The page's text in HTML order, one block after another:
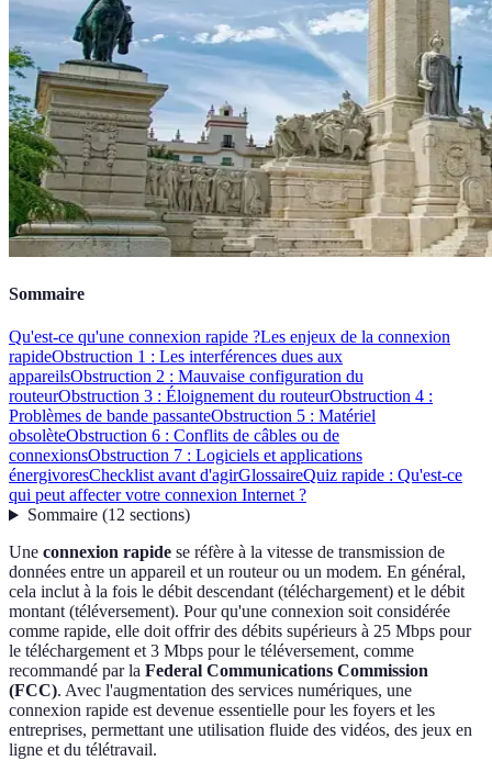
Sommaire
Qu'est-ce qu'une connexion rapide ?Les enjeux de la connexion
rapideObstruction 1 : Les interférences dues aux
appareilsObstruction 2 : Mauvaise configuration du
routeurObstruction 3 : Éloignement du routeurObstruction 4 :
Problèmes de bande passanteObstruction 5 : Matériel
obsolèteObstruction 6 : Conflits de câbles ou de
connexionsObstruction 7 : Logiciels et applications
énergivoresChecklist avant d'agirGlossaireQuiz rapide : Qu'est-ce
qui peut affecter votre connexion Internet ?
Sommaire(12 sections)
Une connexion rapide se réfère à la vitesse de transmission de
données entre un appareil et un routeur ou un modem. En général,
cela inclut à la fois le débit descendant (téléchargement) et le débit
montant (téléversement). Pour qu'une connexion soit considérée
comme rapide, elle doit offrir des débits supérieurs à 25 Mbps pour
le téléchargement et 3 Mbps pour le téléversement, comme
recommandé par la Federal Communications Commission
(FCC). Avec l'augmentation des services numériques, une
connexion rapide est devenue essentielle pour les foyers et les
entreprises, permettant une utilisation fluide des vidéos, des jeux en
ligne et du télétravail.